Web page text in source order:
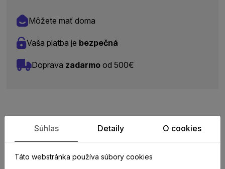
Môžete mať doma
Vaša platba je bezpečná
Doprava zadarmo od 500€
Zistite viac o vlastnostiach
produktu
Súhlas Detaily O cookies
Táto webstránka používa súbory cookies